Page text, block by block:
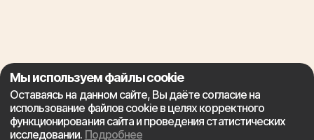
Мы используем файлы cookie
Оставаясь на данном сайте, Вы даёте согласие на
использование файлов cookie в целях корректного
функционирования сайта и проведения статистических
исследовании. Подробнее